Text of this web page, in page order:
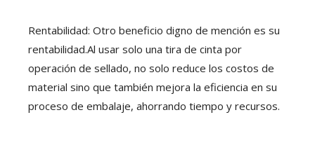
Rentabilidad: Otro beneficio digno de mención es su
rentabilidad.Al usar solo una tira de cinta por
operación de sellado, no solo reduce los costos de
material sino que también mejora la eficiencia en su
proceso de embalaje, ahorrando tiempo y recursos.